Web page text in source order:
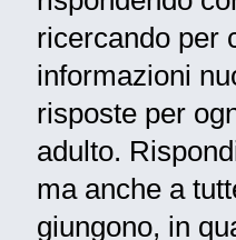
ricercando per
informazioni
risposte per
adulto.
ma anche a
giungono, in